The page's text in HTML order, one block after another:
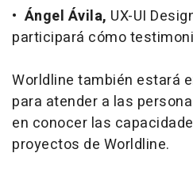
• Ángel Ávila, UX-UI
participará cómo
Worldline también estará
para atender a las
en conocer las
proyectos de Worldline.